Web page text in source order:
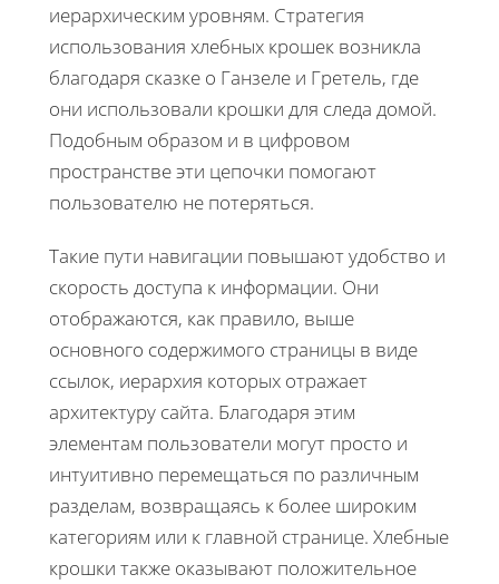
иерархическим уровням. Стратегия
использования хлебных крошек возникла
благодаря сказке о Ганзеле и Гретель, где
они использовали крошки для следа домой.
Подобным образом и в цифровом
пространстве эти цепочки помогают
пользователю не потеряться.
Такие пути навигации повышают удобство и
скорость доступа к информации. Они
отображаются, как правило, выше
основного содержимого страницы в виде
ссылок, иерархия которых отражает
архитектуру сайта. Благодаря этим
элементам пользователи могут просто и
интуитивно перемещаться по различным
разделам, возвращаясь к более широким
категориям или к главной странице. Хлебные
крошки также оказывают положительное